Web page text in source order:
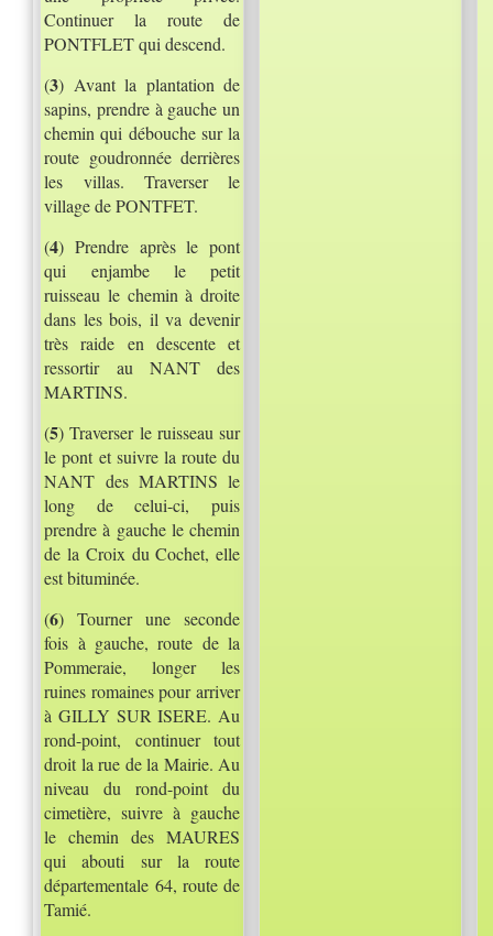
Continuer la route de
PONTFLET qui descend.
(3) Avant la plantation de
sapins, prendre à gauche un
chemin qui débouche sur la
route goudronnée derrières
les villas. Traverser le
village de PONTFET.
(4) Prendre après le pont
qui enjambe le petit
ruisseau le chemin à droite
dans les bois, il va devenir
très raide en descente et
ressortir au NANT des
MARTINS.
(5) Traverser le ruisseau sur
le pont et suivre la route du
NANT des MARTINS le
long de celui-ci, puis
prendre à gauche le chemin
de la Croix du Cochet, elle
est bituminée.
(6) Tourner une seconde
fois à gauche, route de la
Pommeraie, longer les
ruines romaines pour arriver
à GILLY SUR ISERE. Au
rond-point, continuer tout
droit la rue de la Mairie. Au
niveau du rond-point du
cimetière, suivre à gauche
le chemin des MAURES
qui abouti sur la route
départementale 64, route de
Tamié.